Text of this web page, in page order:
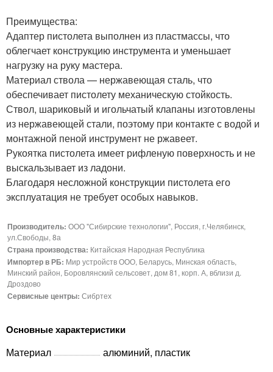
Преимущества:
Адаптер пистолета выполнен из пластмассы, что
облегчает конструкцию инструмента и уменьшает
нагрузку на руку мастера.
Материал ствола — нержавеющая сталь, что
обеспечивает пистолету механическую стойкость.
Ствол, шариковый и игольчатый клапаны изготовлены
из нержавеющей стали, поэтому при контакте с водой и
монтажной пеной инструмент не ржавеет.
Рукоятка пистолета имеет рифленую поверхность и не
выскальзывает из ладони.
Благодаря несложной конструкции пистолета его
эксплуатация не требует особых навыков.
Производитель: ООО "Сибирские технологии", Россия, г.Челябинск,
ул.Свободы, 8а
Страна производства: Китайская Народная Республика
Импортер в РБ: Мир устройств ООО, Беларусь, Минская область,
Минский район, Боровлянский сельсовет, дом 81, корп. А, вблизи д.
Дроздово
Сервисные центры: Сибртех
Основные характеристики
Материал алюминий, пластик